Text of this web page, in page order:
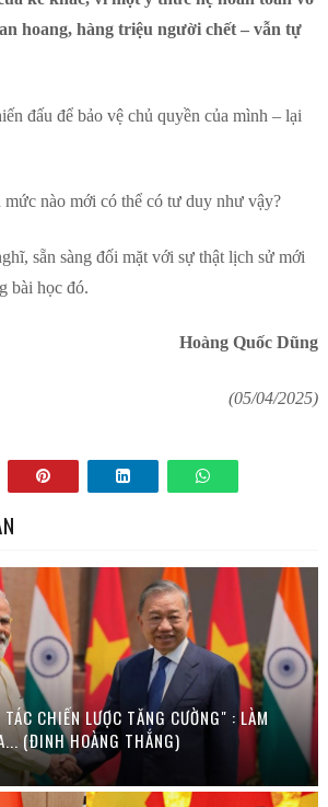
hoang, hàng triệu người chết – vẫn tự
đấu để bảo vệ chủ quyền của mình – lại
nào mới có thể có tư duy như vậy?
sẵn sàng đối mặt với sự thật lịch sử mới
bài học đó.
Hoàng Quốc Dũng
(05/04/2025)
CHIẾN LƯỢC TĂNG CƯỜNG" : LÀM
(ĐINH HOÀNG THẮNG)